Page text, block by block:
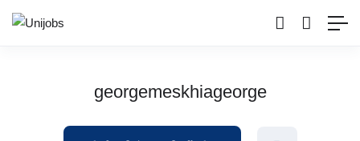
georgemeskhiageorge